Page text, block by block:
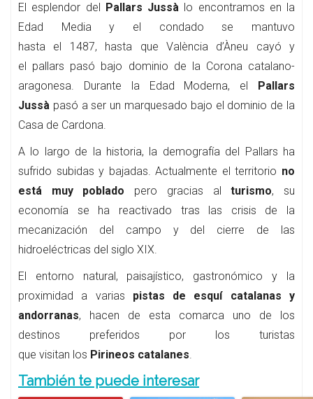
El esplendor del Pallars Jussà lo encontramos en la
Edad Media y el condado se mantuvo
hasta el 1487, hasta que València d’Àneu cayó y
el pallars pasó bajo dominio de la Corona catalano-
aragonesa. Durante la Edad Moderna, el Pallars
Jussà pasó a ser un marquesado bajo el dominio de la
Casa de Cardona.
A lo largo de la historia, la demografía del Pallars ha
sufrido subidas y bajadas. Actualmente el territorio no
está muy poblado pero gracias alturismo, su
economía se ha reactivado tras las crisis de la
mecanización del campo y del cierre de las
hidroeléctricas del siglo XIX.
El entorno natural, paisajístico, gastronómico y la
proximidad a varias pistas de esquí catalanas y
andorranas, hacen de esta comarca uno de los
destinos preferidos por los turistas
que visitan los Pirineos catalanes.
También te puede interesar